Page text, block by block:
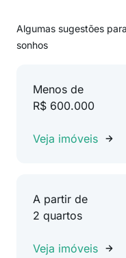
Algumas sugestões
sonhos
Menos de
R$ 600.000
Veja imóveis
A partir de
2 quartos
Veja imóveis